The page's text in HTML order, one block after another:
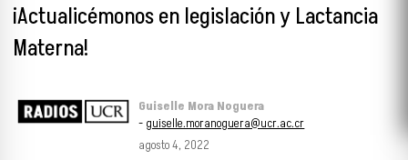
¡Actualicémonos en legislación y Lactancia
Materna!
Guiselle Mora Noguera
- guiselle.moranoguera@ucr.ac.cr
agosto 4, 2022